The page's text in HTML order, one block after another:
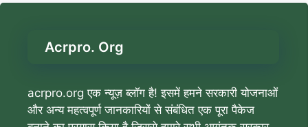
Acrpro. Org
acrpro.org एक न्यूज़ ब्लॉग है! इसमें हमने सरकारी योजनाओं
और अन्य महत्वपूर्ण जानकारियों से संबंधित एक पूरा पैकेज